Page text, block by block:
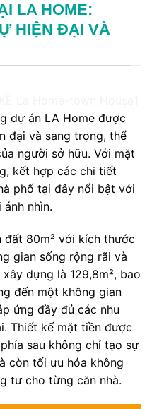
LA HOME:
HIỆN ĐẠI VÀ
dự án LA Home được
đại và sang trọng, thể
người sở hữu. Với mặt
kết hợp các chi tiết
phố tại đây nổi bật với
nhìn.
đất 80m² với kích thước
gian sống rộng rãi và
dựng là 129,8m², bao
đến một không gian
ứng đầy đủ các nhu
Thiết kế mặt tiền được
sau không chỉ tạo sự
còn tối ưu hóa không
tư cho từng căn nhà.